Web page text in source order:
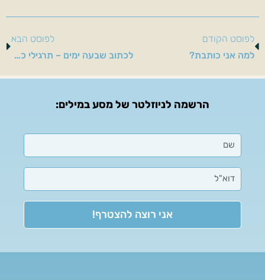
לפוסט הקודם
למה אני כותבת?
לפוסט הבא
לכתוב שבעה ימים – תרגילי כתיבה לחג סוכות
הרשמה לניוזלטר של מסע במילים:
אני רוצה להצטרף!